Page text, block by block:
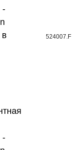
-
524007.F
-